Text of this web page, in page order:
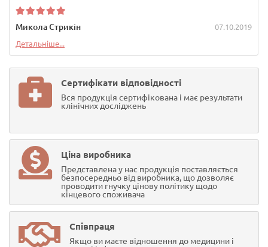
Микола Стрикін
07.10.2019
Детальніше...
Сертифікати відповідності
Вся продукція сертифікована і має результати
клінічних досліджень
Ціна виробника
Представлена у нас продукція поставляється
безпосередньо від виробника, що дозволяє
проводити гнучку цінову політику щодо
кінцевого споживача
Співпраця
Якщо ви маєте відношення до медицини і